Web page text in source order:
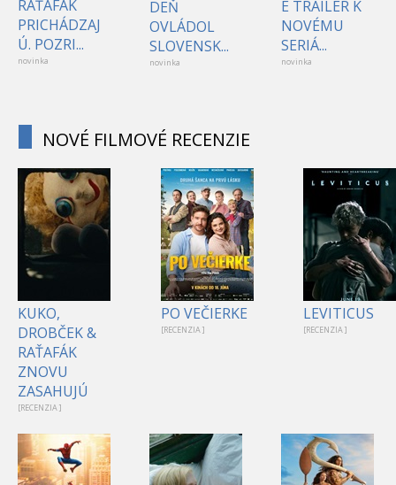
RAŤAFÁK
PRICHÁDZAJ
Ú. POZRI...
novinka
DEŇ
OVLÁDOL
SLOVENSK...
novinka
E TRAILER K
NOVÉMU
SERIÁ...
novinka
NOVÉ FILMOVÉ RECENZIE
KUKO,
DROBČEK &
RAŤAFÁK
ZNOVU
ZASAHUJÚ
[RECENZIA ]
PO VEČIERKE
[RECENZIA ]
LEVITICUS
[RECENZIA ]